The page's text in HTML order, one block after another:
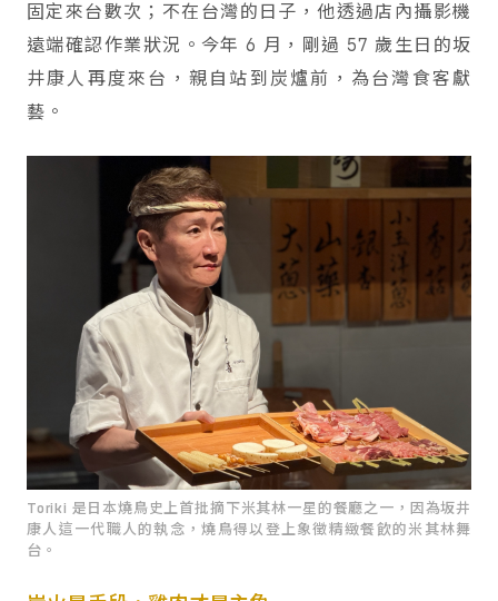
固定來台數次；不在台灣的日子，他透過店內攝影機
遠端確認作業狀況。今年 6 月，剛過 57 歲生日的坂
井康人再度來台，親自站到炭爐前，為台灣食客獻
藝。
Toriki 是日本燒鳥史上首批摘下米其林一星的餐廳之一，因為坂井
康人這一代職人的執念，燒鳥得以登上象徵精緻餐飲的米其林舞
台。